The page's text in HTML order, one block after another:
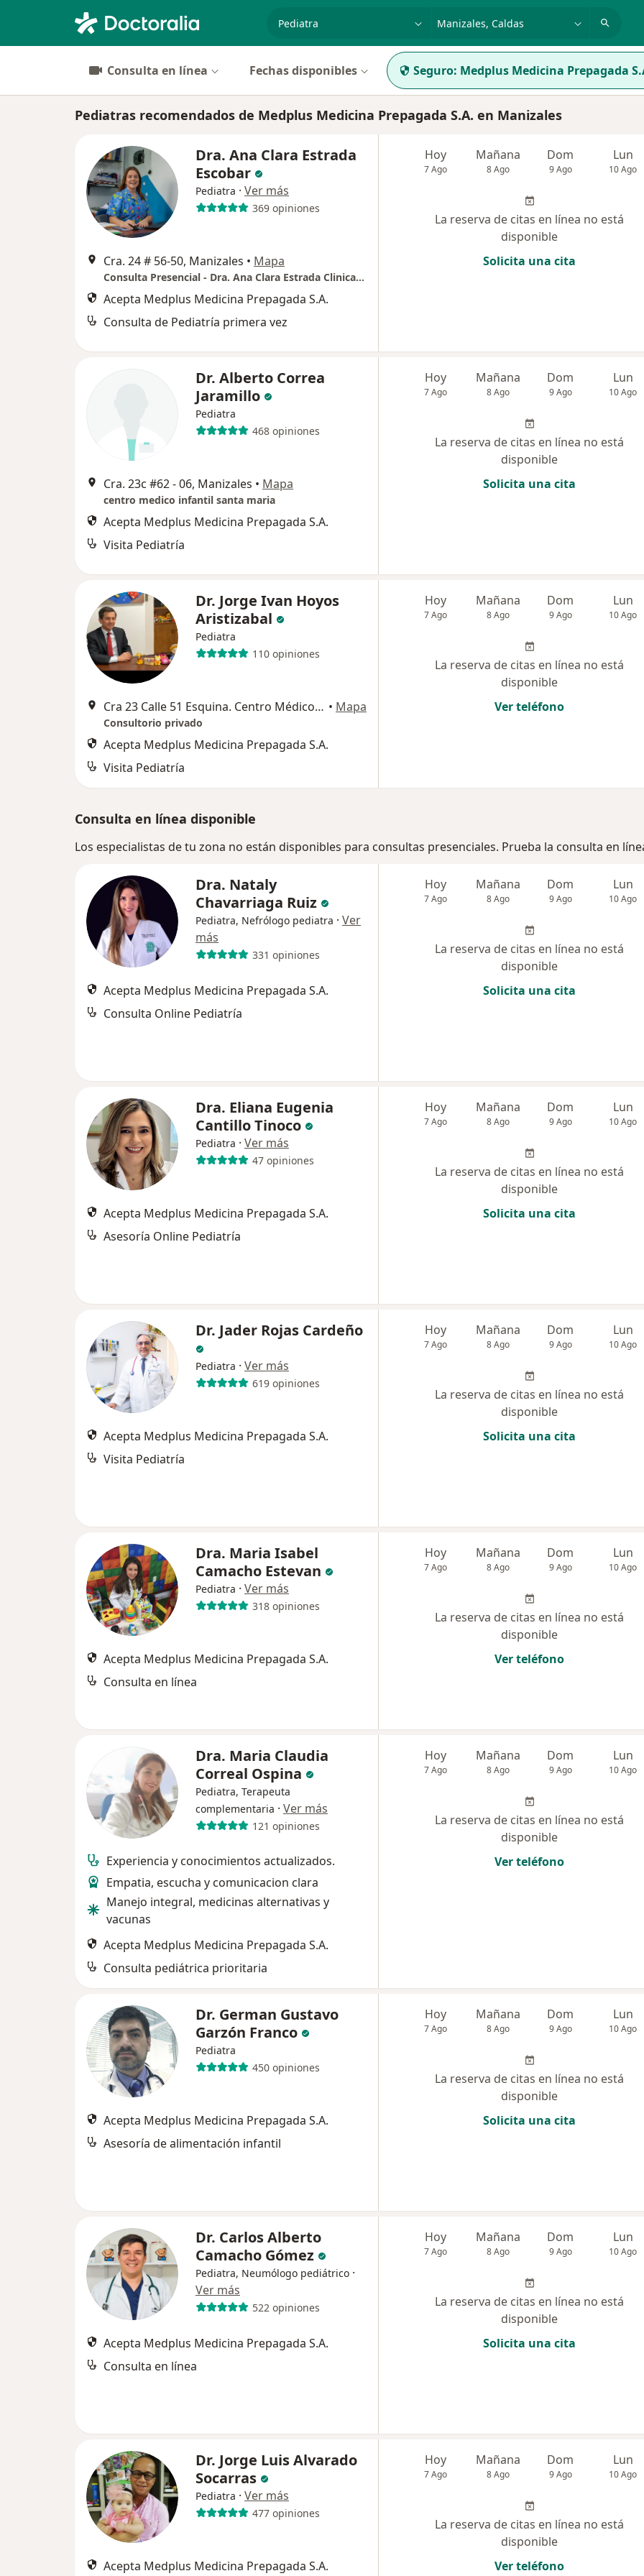
Consulta en línea Fechas disponibles Seguro: Medplus Medicina Prepagada
Pediatras recomendados de Medplus Medicina Prepagada S.A. en Manizales
Dra. Ana Clara Estrada
Escobar
Pediatra · Ver más
369 opiniones
Cra. 24 # 56-50, Manizales • Mapa
Consulta Presencial - Dra. Ana Clara Estrada Clinica Santillana
Acepta Medplus Medicina Prepagada S.A.
Consulta de Pediatría primera vez
Hoy
7 Ago
Mañana
8 Ago
Dom
9 Ago
Lun
10 Ago
La reserva de citas en línea no está
disponible
Solicita una cita
Dr. Alberto Correa
Jaramillo
Pediatra
468 opiniones
Cra. 23c #62 - 06, Manizales • Mapa
centro medico infantil santa maria
Acepta Medplus Medicina Prepagada S.A.
Visita Pediatría
Hoy
7 Ago
Mañana
8 Ago
Dom
9 Ago
Lun
10 Ago
La reserva de citas en línea no está
disponible
Solicita una cita
Dr. Jorge Ivan Hoyos
Aristizabal
Pediatra
110 opiniones
Cra 23 Calle 51 Esquina. Centro Médico Plaza 51, Manizales • Mapa
Consultorio privado
Acepta Medplus Medicina Prepagada S.A.
Visita Pediatría
Hoy
7 Ago
Mañana
8 Ago
Dom
9 Ago
Lun
10 Ago
La reserva de citas en línea no está
disponible
Ver teléfono
Consulta en línea disponible
Los especialistas de tu zona no están disponibles para consultas presenciales. Prueba la consulta en
Dra. Nataly
Chavarriaga Ruiz
Pediatra, Nefrólogo pediatra · Ver
más
331 opiniones
Acepta Medplus Medicina Prepagada S.A.
Consulta Online Pediatría
Hoy
7 Ago
Mañana
8 Ago
Dom
9 Ago
Lun
10 Ago
La reserva de citas en línea no está
disponible
Solicita una cita
Dra. Eliana Eugenia
Cantillo Tinoco
Pediatra · Ver más
47 opiniones
Acepta Medplus Medicina Prepagada S.A.
Asesoría Online Pediatría
Hoy
7 Ago
Mañana
8 Ago
Dom
9 Ago
Lun
10 Ago
La reserva de citas en línea no está
disponible
Solicita una cita
Dr. Jader Rojas Cardeño
Pediatra · Ver más
619 opiniones
Acepta Medplus Medicina Prepagada S.A.
Visita Pediatría
Hoy
7 Ago
Mañana
8 Ago
Dom
9 Ago
Lun
10 Ago
La reserva de citas en línea no está
disponible
Solicita una cita
Dra. Maria Isabel
Camacho Estevan
Pediatra · Ver más
318 opiniones
Acepta Medplus Medicina Prepagada S.A.
Consulta en línea
Hoy
7 Ago
Mañana
8 Ago
Dom
9 Ago
Lun
10 Ago
La reserva de citas en línea no está
disponible
Ver teléfono
Dra. Maria Claudia
Correal Ospina
Pediatra, Terapeuta
complementaria · Ver más
121 opiniones
Experiencia y conocimientos actualizados.
Empatia, escucha y comunicacion clara
Manejo integral, medicinas alternativas y
vacunas
Acepta Medplus Medicina Prepagada S.A.
Consulta pediátrica prioritaria
Hoy
7 Ago
Mañana
8 Ago
Dom
9 Ago
Lun
10 Ago
La reserva de citas en línea no está
disponible
Ver teléfono
Dr. German Gustavo
Garzón Franco
Pediatra
450 opiniones
Acepta Medplus Medicina Prepagada S.A.
Asesoría de alimentación infantil
Hoy
7 Ago
Mañana
8 Ago
Dom
9 Ago
Lun
10 Ago
La reserva de citas en línea no está
disponible
Solicita una cita
Dr. Carlos Alberto
Camacho Gómez
Pediatra, Neumólogo pediátrico ·
Ver más
522 opiniones
Acepta Medplus Medicina Prepagada S.A.
Consulta en línea
Hoy
7 Ago
Mañana
8 Ago
Dom
9 Ago
Lun
10 Ago
La reserva de citas en línea no está
disponible
Solicita una cita
Dr. Jorge Luis Alvarado
Socarras
Pediatra · Ver más
477 opiniones
Acepta Medplus Medicina Prepagada S.A.
Hoy
7 Ago
Mañana
8 Ago
Dom
9 Ago
Lun
10 Ago
La reserva de citas en línea no está
disponible
Ver teléfono